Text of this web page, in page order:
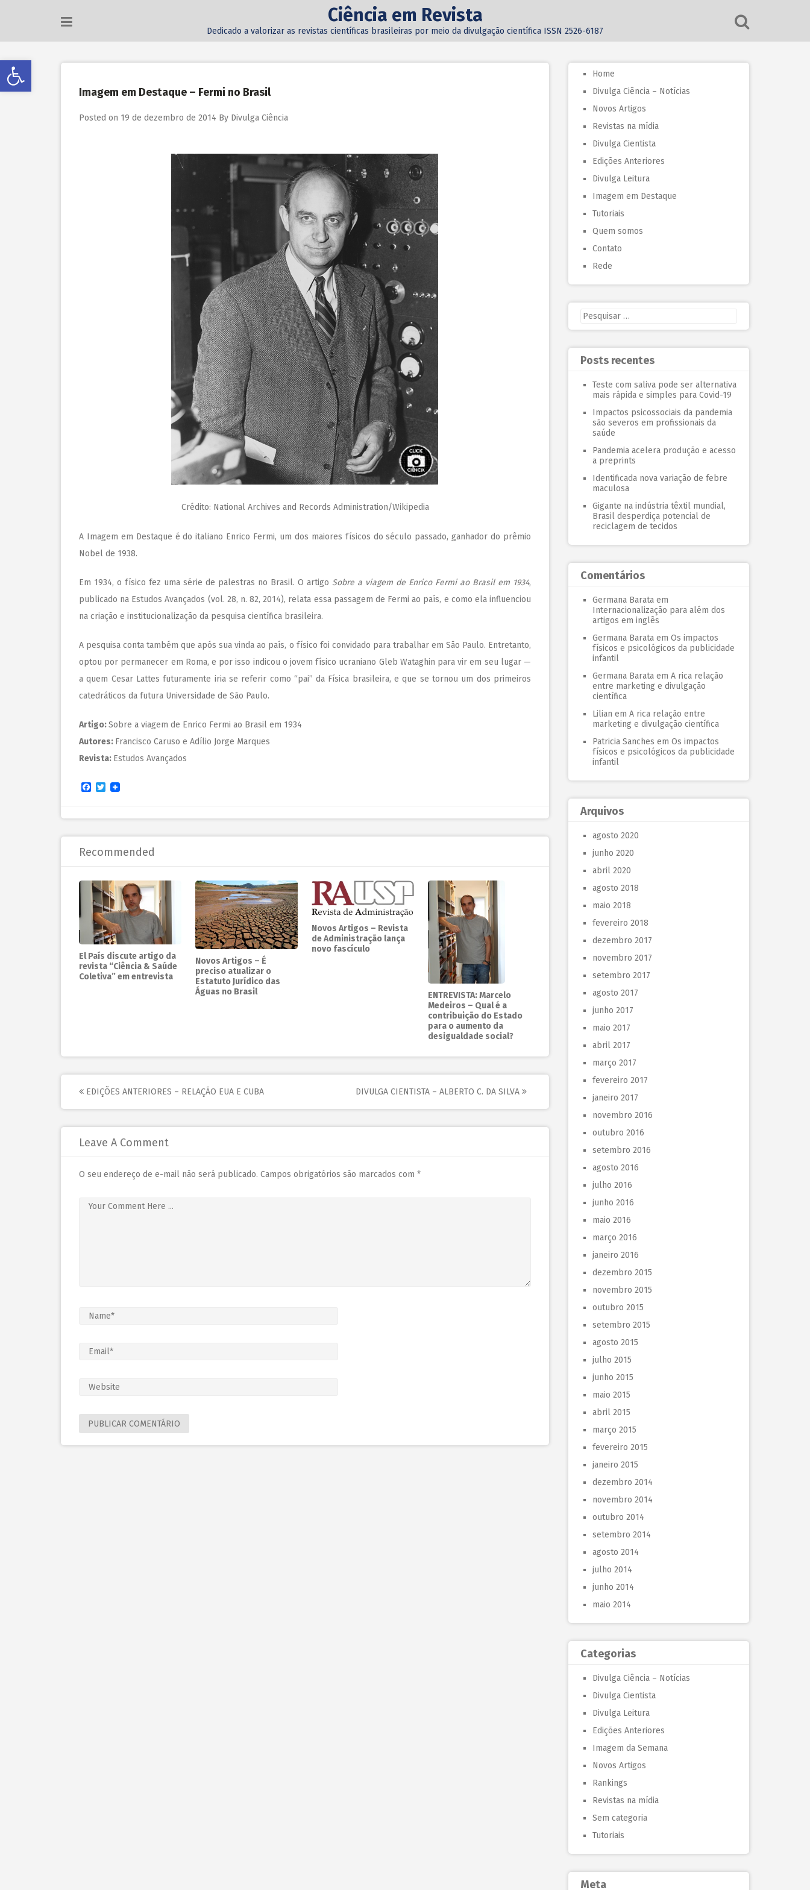
Abrir a barra de ferramentas
Ciência em Revista
Dedicado a valorizar as revistas científicas brasileiras por meio da divulgação científica ISSN 2526-6187
Imagem em Destaque – Fermi no Brasil
Posted on 19 de dezembro de 2014 By Divulga Ciência
Crédito: National Archives and Records Administration/Wikipedia
A Imagem em Destaque é do italiano Enrico Fermi, um dos maiores físicos do século passado, ganhador do prêmio
Nobel de 1938.
Em 1934, o físico fez uma série de palestras no Brasil. O artigo Sobre a viagem de Enrico Fermi ao Brasil em 1934,
publicado na Estudos Avançados (vol. 28, n. 82, 2014), relata essa passagem de Fermi ao país, e como ela influenciou
na criação e institucionalização da pesquisa científica brasileira.
A pesquisa conta também que após sua vinda ao país, o físico foi convidado para trabalhar em São Paulo. Entretanto,
optou por permanecer em Roma, e por isso indicou o jovem físico ucraniano Gleb Wataghin para vir em seu lugar —
a quem Cesar Lattes futuramente iria se referir como “pai” da Física brasileira, e que se tornou um dos primeiros
catedráticos da futura Universidade de São Paulo.
Artigo:Sobre a viagem de Enrico Fermi ao Brasil em 1934
Autores: Francisco Caruso e Adílio Jorge Marques
Revista: Estudos Avançados
Facebook
Twitter
Recommended
El País discute artigo da
revista “Ciência & Saúde
Coletiva” em entrevista
Novos Artigos – É
preciso atualizar o
Estatuto Jurídico das
Águas no Brasil
Novos Artigos – Revista
de Administração lança
novo fascículo
ENTREVISTA: Marcelo
Medeiros – Qual é a
contribuição do Estado
para o aumento da
desigualdade social?
EDIÇÕES ANTERIORES – RELAÇÃO EUA E CUBA DIVULGA CIENTISTA – ALBERTO C. DA SILVA
Leave A Comment
O seu endereço de e-mail não será publicado. Campos obrigatórios são marcados com *
Home
Divulga Ciência – Notícias
Novos Artigos
Revistas na mídia
Divulga Cientista
Edições Anteriores
Divulga Leitura
Imagem em Destaque
Tutoriais
Quem somos
Contato
Rede
Posts recentes
Teste com saliva pode ser alternativa
mais rápida e simples para Covid-19
Impactos psicossociais da pandemia
são severos em profissionais da
saúde
Pandemia acelera produção e acesso
a preprints
Identificada nova variação de febre
maculosa
Gigante na indústria têxtil mundial,
Brasil desperdiça potencial de
reciclagem de tecidos
Comentários
Germana Barata em
Internacionalização para além dos
artigos em inglês
Germana Barata em Os impactos
físicos e psicológicos da publicidade
infantil
Germana Barata em A rica relação
entre marketing e divulgação
científica
Lilian em A rica relação entre
marketing e divulgação científica
Patricia Sanches em Os impactos
físicos e psicológicos da publicidade
infantil
Arquivos
agosto 2020
junho 2020
abril 2020
agosto 2018
maio 2018
fevereiro 2018
dezembro 2017
novembro 2017
setembro 2017
agosto 2017
junho 2017
maio 2017
abril 2017
março 2017
fevereiro 2017
janeiro 2017
novembro 2016
outubro 2016
setembro 2016
agosto 2016
julho 2016
junho 2016
maio 2016
março 2016
janeiro 2016
dezembro 2015
novembro 2015
outubro 2015
setembro 2015
agosto 2015
julho 2015
junho 2015
maio 2015
abril 2015
março 2015
fevereiro 2015
janeiro 2015
dezembro 2014
novembro 2014
outubro 2014
setembro 2014
agosto 2014
julho 2014
junho 2014
maio 2014
Categorias
Divulga Ciência – Notícias
Divulga Cientista
Divulga Leitura
Edições Anteriores
Imagem da Semana
Novos Artigos
Rankings
Revistas na mídia
Sem categoria
Tutoriais
Meta